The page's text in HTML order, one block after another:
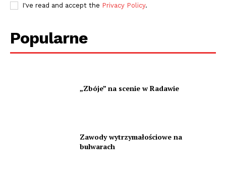
I've read and accept the Privacy Policy.
Popularne
„Zbóje” na scenie w Radawie
Zawody wytrzymałościowe na
bulwarach